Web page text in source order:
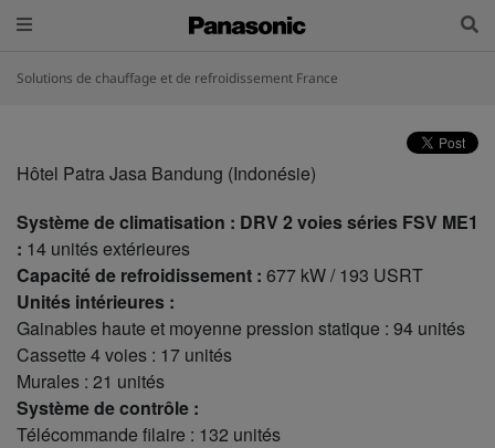
Solutions de chauffage et de refroidissement France
Hôtel Patra Jasa Bandung (Indonésie)
Système de climatisation : DRV 2 voies séries FSV ME1
: 14 unités extérieures
Capacité de refroidissement : 677 kW / 193 USRT
Unités intérieures :
Gainables haute et moyenne pression statique : 94 unités
Cassette 4 voies : 17 unités
Murales : 21 unités
Système de contrôle :
Télécommande filaire : 132 unités